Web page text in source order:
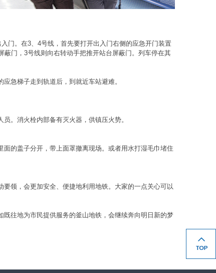
门。在3、4号线，首先要打开出入门右侧的应急开门装置
门，3号线则向右转动手把推开站台屏蔽门。列车停在其
急梯子走到轨道后，到就近车站避难。
。消火栓内部备有灭火器，供镇压火势。
的盖子分开，带上面罩撤离现场。或者用水打湿毛巾堵住
领，会更加安全、便捷地利用地铁。大家的一点关心可以
往地为市民提供服务的釜山地铁，会继续奔向明日新的梦